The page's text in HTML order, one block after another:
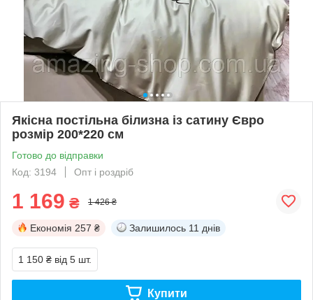
Якісна постільна білизна із сатину Євро
розмір 200*220 см
Готово до відправки
Код: 3194
Опт і роздріб
1 169 ₴ 1 426 ₴
Економія 257 ₴ Залишилось 11 днів
1 150 ₴ від 5 шт.
Купити